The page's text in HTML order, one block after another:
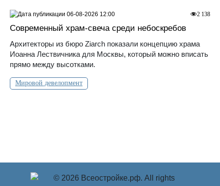
Современный храм-свеча среди небоскребов
Архитекторы из бюро Ziarch показали концепцию храма
Иоанна Лествичника для Москвы, который можно вписать
прямо между высотками.
Мировой девелопмент
2 138
06-08-2026 12:00